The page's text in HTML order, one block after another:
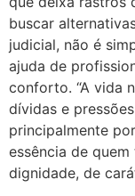
buscar
judicial, não é
ajuda de
conforto. “A vida
dívidas e
principalmente
essência de
dignidade, de